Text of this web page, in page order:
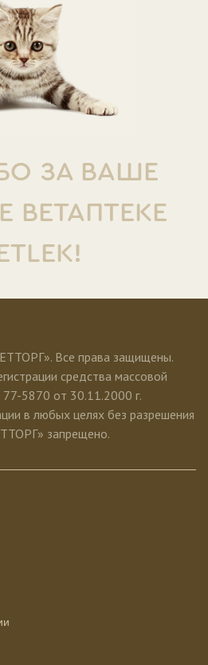
ЗА ВАШЕ
ВЕТАПТЕКЕ
Все права защищены.
средства массовой
5870 от 30.11.2000 г.
в любых целях без разрешения
запрещено.